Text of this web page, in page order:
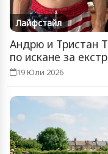
Лайфстайл
Андрю и Тристан
по искане за
19 Юли 2026